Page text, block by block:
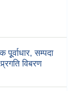
सम्पदा
विबरण